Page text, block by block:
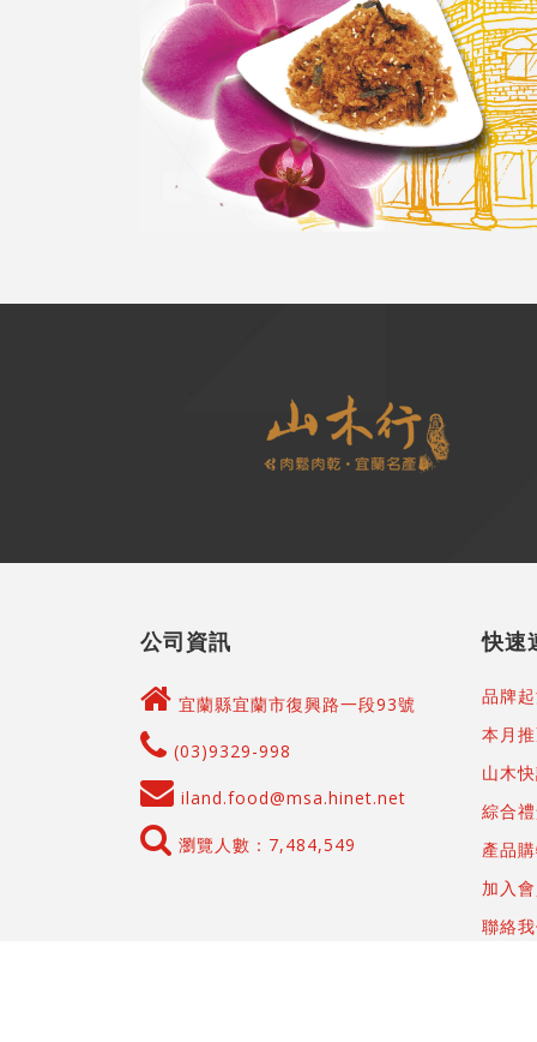
公司資訊
宜蘭縣宜蘭市復興路一段93號
(03)9329-998
iland.food@msa.hinet.net
瀏覽人數：7,484,549
快速
品牌
本月
山木
綜合
產品
加入
聯絡